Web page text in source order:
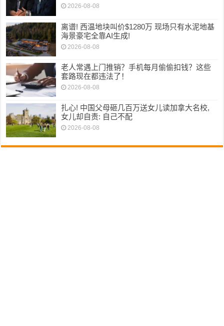
2026-08-08
离谱! 西温地块叫价$1280万 现场只有水泥地基
海景豪宅全靠AI生成!
2026-08-08
老人常遇上门推销？手机每月偷偷扣钱？这些
套路现在都违法了！
2026-08-08
扎心! 中国父母砸几百万送女儿读加拿大名校,
女儿却自责: 自己不配
2026-08-08